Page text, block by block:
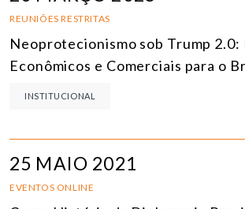
REUNIÕES RESTRITAS
Neoprotecionismo sob Trump 2.0:
Econômicos e Comerciais para o
INSTITUCIONAL
25 MAIO 2021
EVENTOS ONLINE